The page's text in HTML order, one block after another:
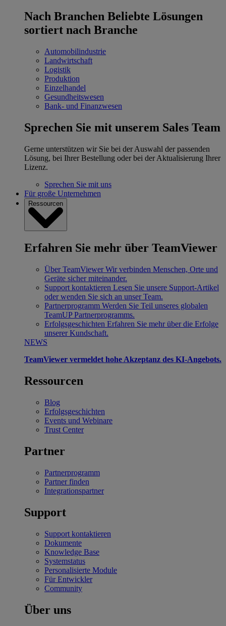
Nach Branchen Beliebte Lösungen
sortiert nach Branche
Automobilindustrie
Landwirtschaft
Logistik
Produktion
Einzelhandel
Gesundheitswesen
Bank- und Finanzwesen
Sprechen Sie mit unserem Sales Team
Gerne unterstützen wir Sie bei der Auswahl der passenden
Lösung, bei Ihrer Bestellung oder bei der Aktualisierung Ihrer
Lizenz.
Sprechen Sie mit uns
Für große Unternehmen
Ressourcen
Erfahren Sie mehr über TeamViewer
Über TeamViewer Wir verbinden Menschen, Orte und
Geräte sicher miteinander.
Support kontaktieren Lesen Sie unsere Support-Artikel
oder wenden Sie sich an unser Team.
Partnerprogramm Werden Sie Teil unseres globalen
TeamUP Partnerprogramms.
Erfolgsgeschichten Erfahren Sie mehr über die Erfolge
unserer Kundschaft.
NEWS
TeamViewer vermeldet hohe Akzeptanz des KI-Angebots.
Ressourcen
Blog
Erfolgsgeschichten
Events und Webinare
Trust Center
Partner
Partnerprogramm
Partner finden
Integrationspartner
Support
Support kontaktieren
Dokumente
Knowledge Base
Systemstatus
Personalisierte Module
Für Entwickler
Community
Über uns